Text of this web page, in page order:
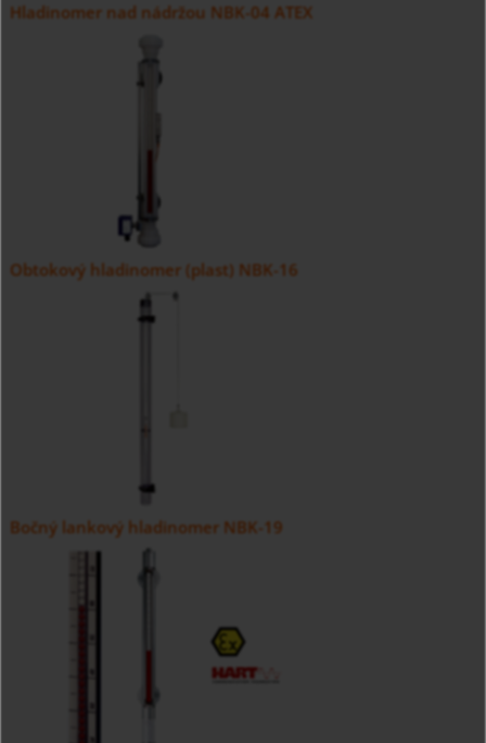
Hladinomer nad nádržou NBK-04 ATEX
Obtokový hladinomer (plast) NBK-16
Bočný lankový hladinomer NBK-19